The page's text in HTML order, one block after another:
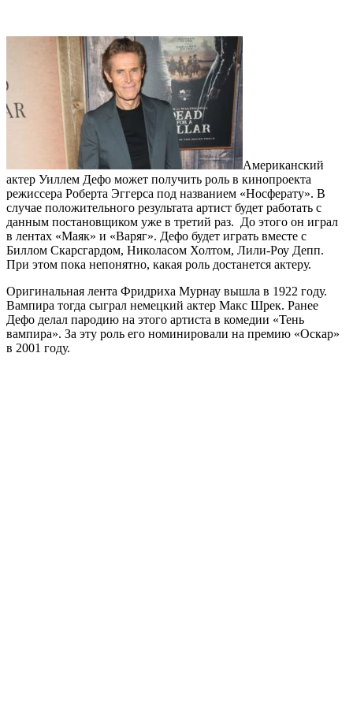
Американский
актер Уиллем Дефо может получить роль в кинопроекта
режиссера Роберта Эггерса под названием «Носферату». В
случае положительного результата артист будет работать с
данным постановщиком уже в третий раз. До этого он играл
в лентах «Маяк» и «Варяг». Дефо будет играть вместе с
Биллом Скарсгардом, Николасом Холтом, Лили-Роу Депп.
При этом пока непонятно, какая роль достанется актеру.
Оригинальная лента Фридриха Мурнау вышла в 1922 году.
Вампира тогда сыграл немецкий актер Макс Шрек. Ранее
Дефо делал пародию на этого артиста в комедии «Тень
вампира». За эту роль его номинировали на премию «Оскар»
в 2001 году.